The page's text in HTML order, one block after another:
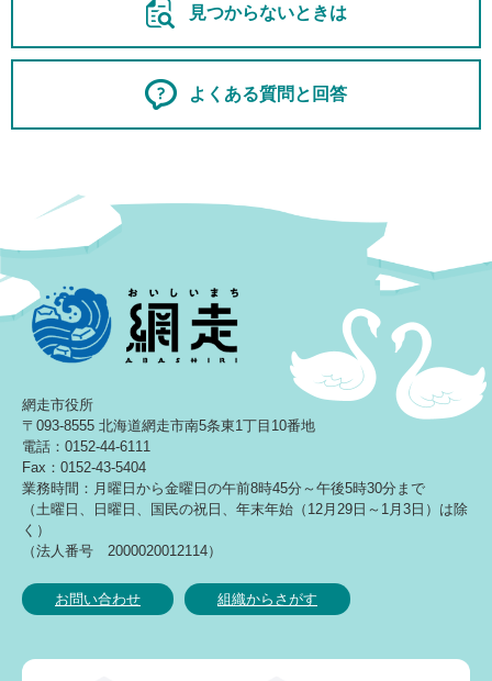
見つからないときは
よくある質問と回答
網走市役所
〒093-8555 北海道網走市南5条東1丁目10番地
電話：0152-44-6111
Fax：0152-43-5404
業務時間：月曜日から金曜日の午前8時45分～午後5時30分まで
（土曜日、日曜日、国民の祝日、年末年始（12月29日～1月3日）は除
く）
（法人番号 2000020012114）
お問い合わせ 組織からさがす